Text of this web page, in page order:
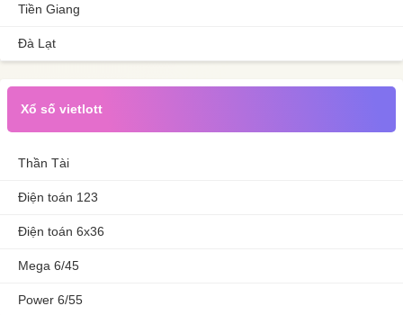
Tiền Giang
Đà Lạt
Xổ số vietlott
Thần Tài
Điện toán 123
Điện toán 6x36
Mega 6/45
Power 6/55